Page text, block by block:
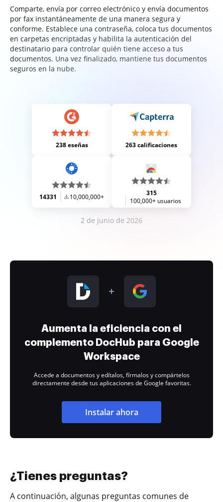
Comparte, envía por correo electrónico y envía documentos
por fax instantáneamente de una manera segura y
conforme. Establece una contraseña, coloca tus documentos
en carpetas encriptadas y habilita la autenticación del
destinatario para controlar quién tiene acceso a tus
documentos. Una vez finalizado, mantiene tus documentos
seguros en la nube.
238 eseñas 263 calificaciones
14331 10,000,000+
315
100,000+ usuarios
2 de junio de 2026
Aumenta la eficiencia con el
complemento DocHub para Google
Workspace
Accede a documentos y edítalos, fírmalos y compártelos
directamente desde tus aplicaciones de Google favoritas.
Instalar ahora
¿Tienes preguntas?
A continuación, algunas preguntas comunes de